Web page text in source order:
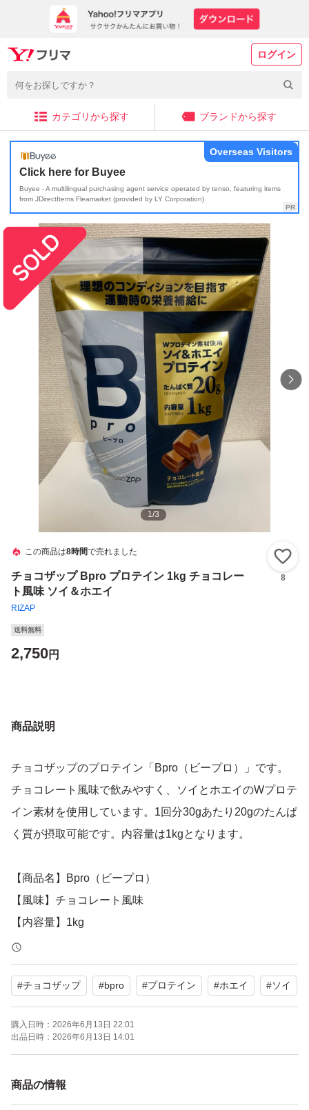
ログイン
カテゴリから探す ブランドから探す
Click here for Buyee
Buyee - A multilingual purchasing agent service operated by tenso, featuring items
from JDirectItems Fleamarket (provided by LY Corporation)
Overseas Visitors
1/3
この商品は8時間で売れました
チョコザップ Bpro プロテイン 1kg チョコレー
ト風味 ソイ＆ホエイ
RIZAP
8
送料無料
2,750円
商品説明
チョコザップのプロテイン「Bpro（ビープロ）」です。
チョコレート風味で飲みやすく、ソイとホエイのWプロテ
イン素材を使用しています。1回分30gあたり20gのたんぱ
く質が摂取可能です。内容量は1kgとなります。
【商品名】Bpro（ビープロ）
【風味】チョコレート風味
【内容量】1kg
【たんぱく質】20g（1回分30gあたり）
【状態】未使用
運動時の栄養補給にぜひご活用ください。よろしくお願い
いたします。
#チョコザップ #bpro #プロテイン #ホエイ #ソイ
購入日時： 2026年6月13日 22:01
出品日時： 2026年6月13日 14:01
商品の情報